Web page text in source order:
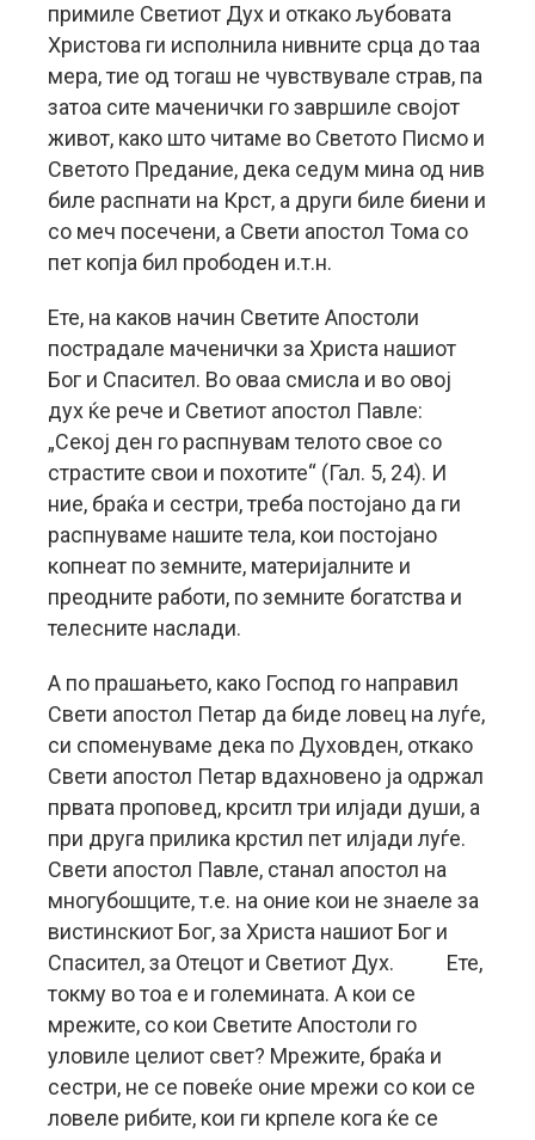
примиле Светиот Дух и откако љубовата
Христова ги исполнила нивните срца до таа
мера, тие од тогаш не чувствувале страв, па
затоа сите маченички го завршиле својот
живот, како што читаме во Светото Писмо и
Светото Предание, дека седум мина од нив
биле распнати на Крст, а други биле биени и
со меч посечени, а Свети апостол Тома со
пет копја бил прободен и.т.н.
Ете, на каков начин Светите Апостоли
пострадале маченички за Христа нашиот
Бог и Спасител. Во оваа смисла и во овој
дух ќе рече и Светиот апостол Павле:
„Секој ден го распнувам телото свое со
страстите свои и похотите“ (Гал. 5, 24). И
ние, браќа и сестри, треба постојано да ги
распнуваме нашите тела, кои постојано
копнеат по земните, материјалните и
преодните работи, по земните богатства и
телесните наслади.
А по прашањето, како Господ го направил
Свети апостол Петар да биде ловец на луѓе,
си споменуваме дека по Духовден, откако
Свети апостол Петар вдахновено ја одржал
првата проповед, крситл три илјади души, а
при друга прилика крстил пет илјади луѓе.
Свети апостол Павле, станал апостол на
многубошците, т.е. на оние кои не знаеле за
вистинскиот Бог, за Христа нашиот Бог и
Спасител, за Отецот и Светиот Дух. Ете,
токму во тоа е и големината. А кои се
мрежите, со кои Светите Апостоли го
уловиле целиот свет? Мрежите, браќа и
сестри, не се повеќе оние мрежи со кои се
ловеле рибите, кои ги крпеле кога ќе се